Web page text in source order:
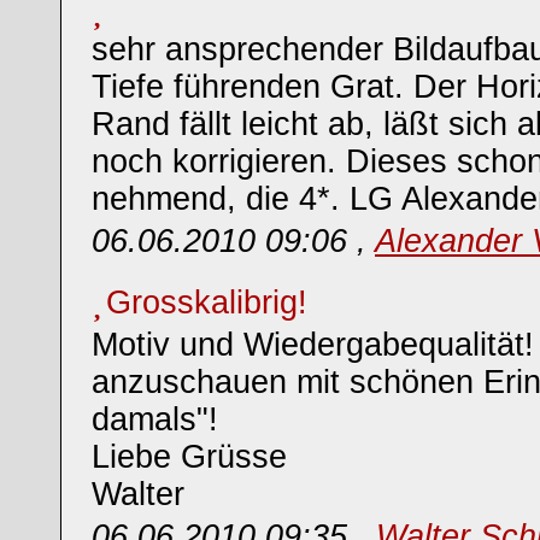
sehr ansprechender
Tiefe führenden Grat. Der
Rand fällt leicht ab, läßt sich
noch korrigieren. Dieses
nehmend, die 4*. LG
06.06.2010 09:06 ,Alexander
Grosskalibrig!
Motiv und
anzuschauen mit schönen
damals"!
Liebe Grüsse
Walter